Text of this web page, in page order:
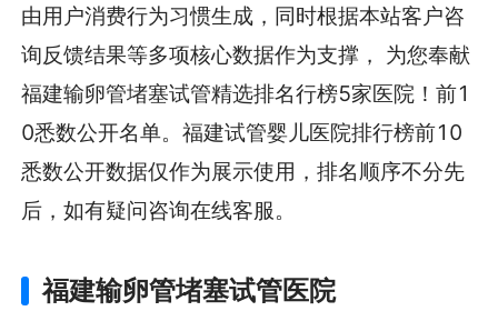
由用户消费行为习惯生成，同时根据本站客户咨
询反馈结果等多项核心数据作为支撑， 为您奉献
福建输卵管堵塞试管精选排名行榜5家医院！前1
0悉数公开名单。福建试管婴儿医院排行榜前10
悉数公开数据仅作为展示使用，排名顺序不分先
后，如有疑问咨询在线客服。
福建输卵管堵塞试管医院